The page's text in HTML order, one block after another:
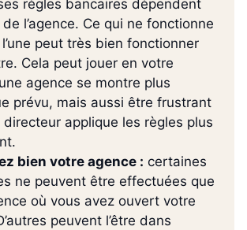
règles bancaires dépendent
l’agence. Ce qui ne fonctionne
peut très bien fonctionner
Cela peut jouer en votre
agence se montre plus
prévu, mais aussi être frustrant
applique les règles plus
bien votre agence : certaines
ne peuvent être effectuées que
où vous avez ouvert votre
peuvent l’être dans